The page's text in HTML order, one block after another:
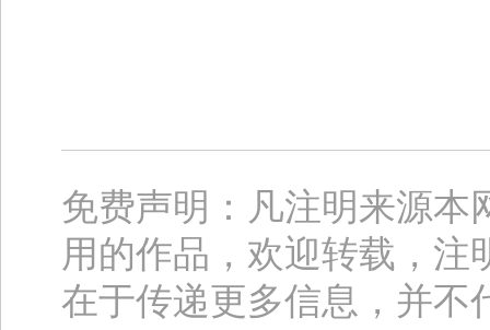
免费声明：凡注明来源本
用的作品，欢迎转载，
在于传递更多信息，并不